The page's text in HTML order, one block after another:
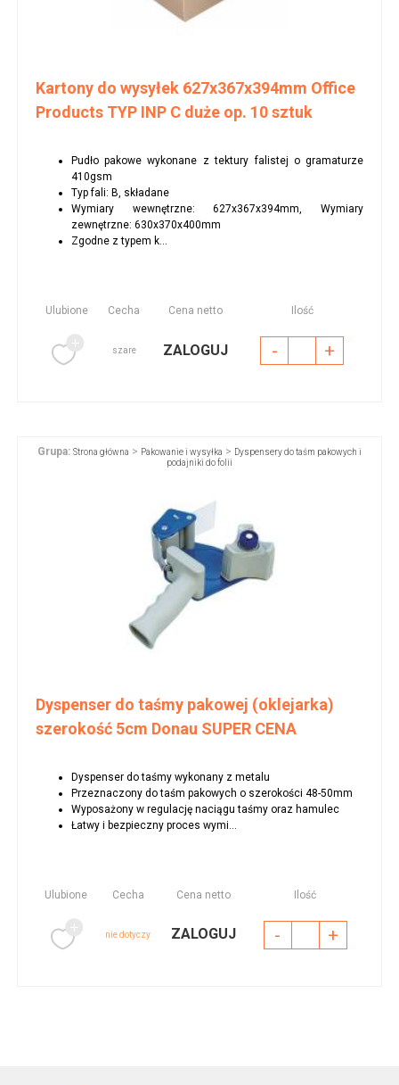
Kartony do wysyłek 627x367x394mm Office
Products TYP INP C duże op. 10 sztuk
Pudło pakowe wykonane z tektury falistej o gramaturze
410gsm
Typ fali: B, składane
Wymiary wewnętrzne: 627x367x394mm, Wymiary
zewnętrzne: 630x370x400mm
Zgodne z typem k...
Ulubione Cecha Cena netto Ilość
szare ZALOGUJ - +
Grupa: Strona główna > Pakowanie i wysyłka > Dyspensery do taśm pakowych i
podajniki do folii
Dyspenser do taśmy pakowej (oklejarka)
szerokość 5cm Donau SUPER CENA
Dyspenser do taśmy wykonany z metalu
Przeznaczony do taśm pakowych o szerokości 48-50mm
Wyposażony w regulację naciągu taśmy oraz hamulec
Łatwy i bezpieczny proces wymi...
Ulubione Cecha Cena netto Ilość
nie dotyczy ZALOGUJ - +